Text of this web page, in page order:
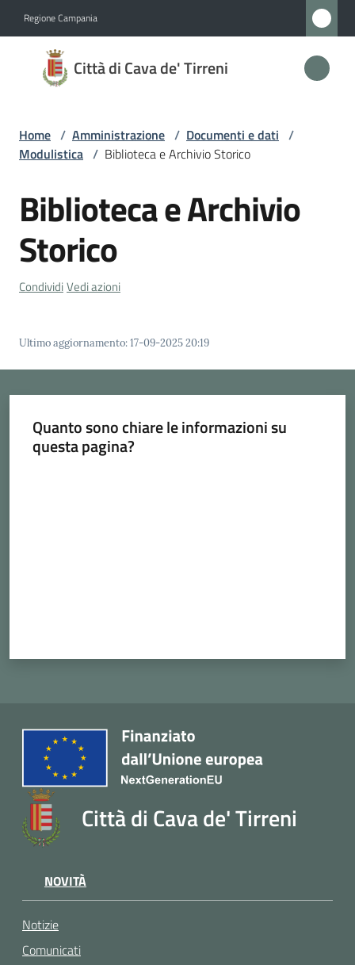
Regione Campania
Città di Cava de' Tirreni
Città
di
de'
Tirreni
Amministrazione
Menu selezionato
Novità
Vivere
Cava
Home / Amministrazione / Documenti e dati /
Modulistica / Biblioteca e Archivio Storico
Biblioteca e Archivio
Storico
CondividiVedi azioni
Ultimo aggiornamento:17-09-2025 20:19
Quanto sono chiare le informazioni su
questa pagina?
Città di Cava de' Tirreni
NOVITÀ
Notizie
Comunicati